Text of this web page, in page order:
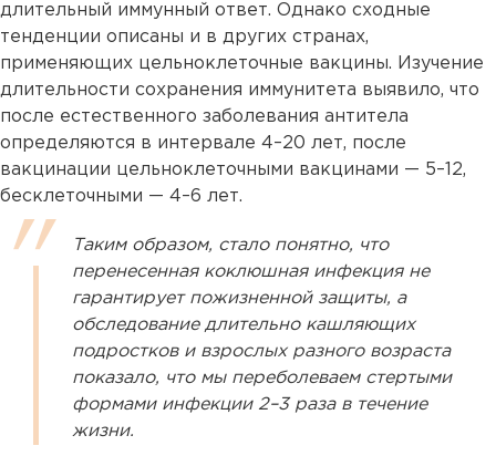
длительный иммунный ответ. Однако сходные
тенденции описаны и в других странах,
применяющих цельноклеточные вакцины. Изучение
длительности сохранения иммунитета выявило, что
после естественного заболевания антитела
определяются в интервале 4–20 лет, после
вакцинации цельноклеточными вакцинами — 5–12,
бесклеточными — 4–6 лет.
Таким образом, стало понятно, что
перенесенная коклюшная инфекция не
гарантирует пожизненной защиты, а
обследование длительно кашляющих
подростков и взрослых разного возраста
показало, что мы переболеваем стертыми
формами инфекции 2–3 раза в течение
жизни.